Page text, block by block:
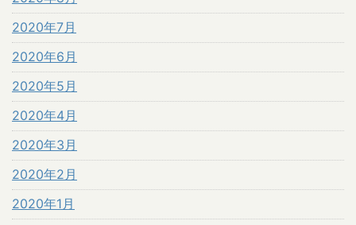
2020年7月
2020年6月
2020年5月
2020年4月
2020年3月
2020年2月
2020年1月